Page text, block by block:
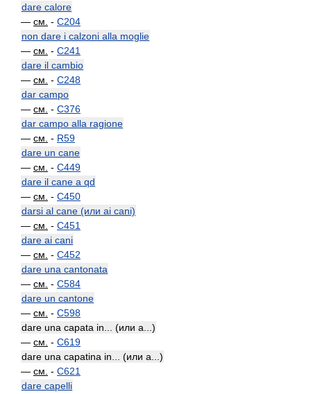
dare calore
— см. - C204
non dare i calzoni alla moglie
— см. - C241
dare il cambio
— см. - C248
dar campo
— см. - C376
dar campo alla ragione
— см. - R59
dare un cane
— см. - C449
dare il cane a qd
— см. - C450
darsi al cane (или ai cani)
— см. - C451
dare ai cani
— см. - C452
dare una cantonata
— см. - C584
dare un cantone
— см. - C598
dare una capata in... (или a...)
— см. - C619
dare una capatina in... (или a...)
— см. - C621
dare capelli